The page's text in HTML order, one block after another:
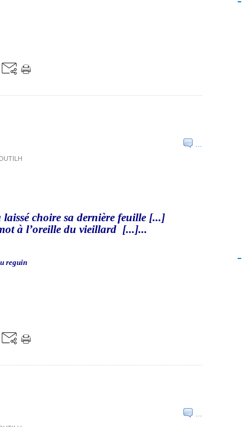
…
choire sa dernière feuille [...]
à l’oreille du vieillard [...]...
reguin
…